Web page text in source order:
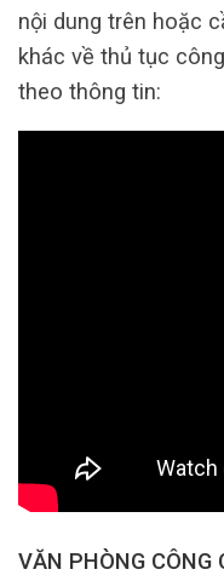
nội dung trên hoặc
khác về thủ tục
theo thông tin:
VĂN PHÒNG CÔNG